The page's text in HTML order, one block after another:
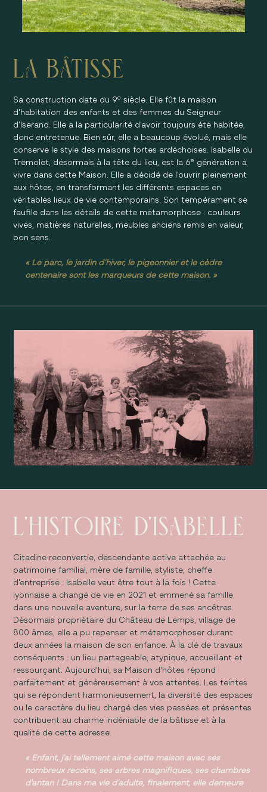
LA BÂTISSE
Sa construction date du 9e siècle. Elle fût la maison
d'habitation des enfants et des femmes du Seigneur
d'Iserand. Elle a la particularité d'avoir toujours été habitée,
donc entretenue. Bien sûr, elle a beaucoup évolué, mais elle
conserve le style des maisons fortes ardéchoises. Isabelle du
Tremolet, désormais à la tête du lieu, est la 6e génération à
vivre dans cette Maison. Elle a décidé de l'ouvrir pleinement
aux hôtes, en transformant les différents espaces en
véritables lieux de vie contemporains. Son tempérament se
faufile dans les détails de cette métamorphose : couleurs
vives, matières naturelles, meubles anciens remis en valeur,
bon sens.
« Le parc, le jardin d'hiver, le pigeonnier et le cèdre
centenaire sont les marqueurs de cette maison. »
L'HISTOIRE D'ISABELLE
Citadine reconvertie, descendante active attachée au
patrimoine familial, mère de famille, styliste, cheffe
d'entreprise : Isabelle veut être tout à la fois ! Cette
lyonnaise a changé de vie en 2021 et emmené sa famille
dans une nouvelle aventure, sur la terre de ses ancêtres.
Désormais propriétaire du Château de Lemps, village de
800 âmes, elle a pu repenser et métamorphoser durant
deux années la maison de son enfance. À la clé de travaux
conséquents : un lieu partageable, atypique, accueillant et
ressourçant. Aujourd'hui, sa Maison d'hôtes répond
parfaitement et généreusement à vos attentes. Les teintes
qui se répondent harmonieusement, la diversité des espaces
ou le caractère du lieu chargé des vies passées et présentes
contribuent au charme indéniable de la bâtisse et à la
qualité de cette adresse.
« Enfant, j'ai tellement aimé cette maison avec ses
nombreux recoins, ses arbres magnifiques, ses chambres
d'antan ! Dans ma vie d'adulte, finalement, elle demeure